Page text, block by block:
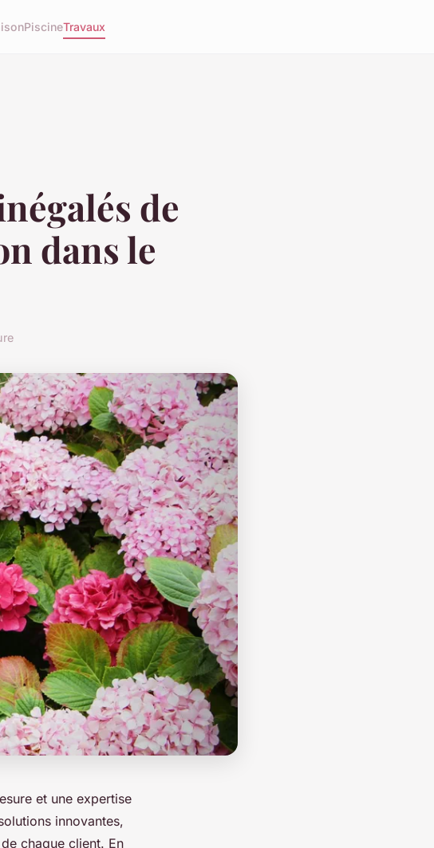
PiscineTravaux
de
dans le
et une expertise
innovantes,
chaque client. En